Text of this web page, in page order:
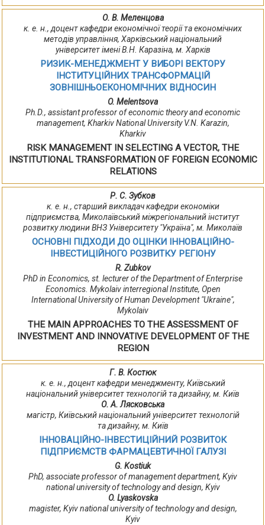
О. В. Меленцова
к. е. н., доцент кафедри економічної теорії та економічних
методів управління, Харківський національний
університет імені В.Н. Каразіна, м. Харків
РИЗИК-МЕНЕДЖМЕНТ У ВИБОРІ ВЕКТОРУ
ІНСТИТУЦІЙНИХ ТРАНСФОРМАЦІЙ
ЗОВНІШНЬОЕКОНОМІЧНИХ ВІДНОСИН
O. Melentsova
Ph.D., assistant professor of economic theory and economic
management, Kharkiv National University V.N. Karazin,
Kharkiv
RISK MANAGEMENT IN SELECTING A VECTOR, THE
INSTITUTIONAL TRANSFORMATION OF FOREIGN ECONOMIC
RELATIONS
Р. С. Зубков
к. е. н., старший викладач кафедри економіки
підприємства, Миколаївський міжрегіональний інститут
розвитку людини ВНЗ Університету "Україна", м. Миколаїв
ОСНОВНІ ПІДХОДИ ДО ОЦІНКИ ІННОВАЦІЙНО-
ІНВЕСТИЦІЙНОГО РОЗВИТКУ РЕГІОНУ
R. Zubkov
PhD in Economics, st. lecturer of the Department of Enterprise
Economics. Mykolaiv interregional Institute, Open
International University of Human Development "Ukraine",
Mykolaiv
THE MAIN APPROACHES TO THE ASSESSMENT OF
INVESTMENT AND INNOVATIVE DEVELOPMENT OF THE
REGION
Г. В. Костюк
к. е. н., доцент кафедри менеджменту, Київський
національний університет технологій та дизайну, м. Київ
О. А. Лясковська
магістр, Київський національний університет технологій
та дизайну, м. Київ
ІННОВАЦІЙНО-ІНВЕСТИЦІЙНИЙ РОЗВИТОК
ПІДПРИЄМСТВ ФАРМАЦЕВТИЧНОЇ ГАЛУЗІ
G. Kostiuk
PhD, associate professor of management department, Kyiv
national university of technology and design, Kyiv
O. Lyaskovska
magister, Kyiv national university of technology and design,
Kyiv